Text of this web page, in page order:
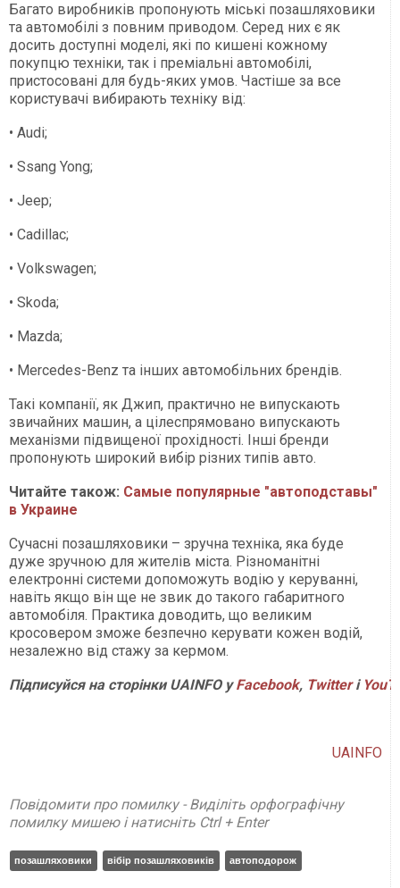
Багато виробників пропонують міські позашляховики
та автомобілі з повним приводом. Серед них є як
досить доступні моделі, які по кишені кожному
покупцю техніки, так і преміальні автомобілі,
пристосовані для будь-яких умов. Частіше за все
користувачі вибирають техніку від:
• Audi;
• Ssang Yong;
• Jeep;
• Cadillac;
• Volkswagen;
• Skoda;
• Mazda;
• Mercedes-Benz та інших автомобільних брендів.
Такі компанії, як Джип, практично не випускають
звичайних машин, а цілеспрямовано випускають
механізми підвищеної прохідності. Інші бренди
пропонують широкий вибір різних типів авто.
Читайте також: Самые популярные "автоподставы"
в Украине
Сучасні позашляховики – зручна техніка, яка буде
дуже зручною для жителів міста. Різноманітні
електронні системи допоможуть водію у керуванні,
навіть якщо він ще не звик до такого габаритного
автомобіля. Практика доводить, що великим
кросовером зможе безпечно керувати кожен водій,
незалежно від стажу за кермом.
Підписуйся на сторінки UAINFO уFacebook, Twitterі
UAINFO
Повідомити про помилку - Виділіть орфографічну
помилку мишею і натисніть Ctrl + Enter
позашляховики вібір позашляховиків автоподорож